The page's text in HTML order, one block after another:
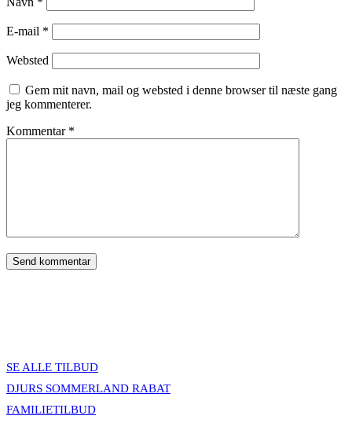
E-mail *
Websted
Gem mit navn, mail og websted i denne browser til næste gang
jeg kommenterer.
Kommentar *
SE ALLE TILBUD
DJURS SOMMERLAND RABAT
FAMILIETILBUD